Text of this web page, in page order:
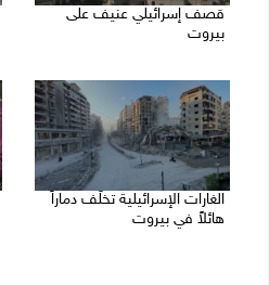
قصف إسرائيلي عنيف على
بيروت
الغارات الإسرائيلية تخلّف دماراً
هائلاً في بيروت